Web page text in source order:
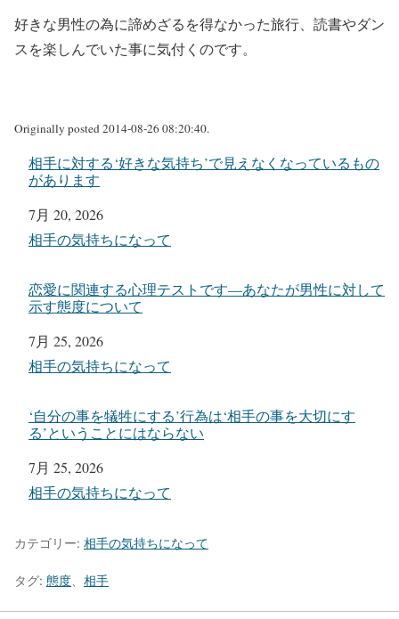
好きな男性の為に諦めざるを得なかった旅行、読書やダン
スを楽しんでいた事に気付くのです。
Originally posted 2014-08-26 08:20:40.
相手に対する‘好きな気持ち’で見えなくなっているもの
があります
日付
7月 20, 2026
関連理由
相手の気持ちになって
恋愛に関連する心理テストです―あなたが男性に対して
示す態度について
日付
7月 25, 2026
関連理由
相手の気持ちになって
‘自分の事を犠牲にする’行為は‘相手の事を大切にす
る’ということにはならない
日付
7月 25, 2026
関連理由
相手の気持ちになって
カテゴリー: 相手の気持ちになって
タグ: 態度 相手